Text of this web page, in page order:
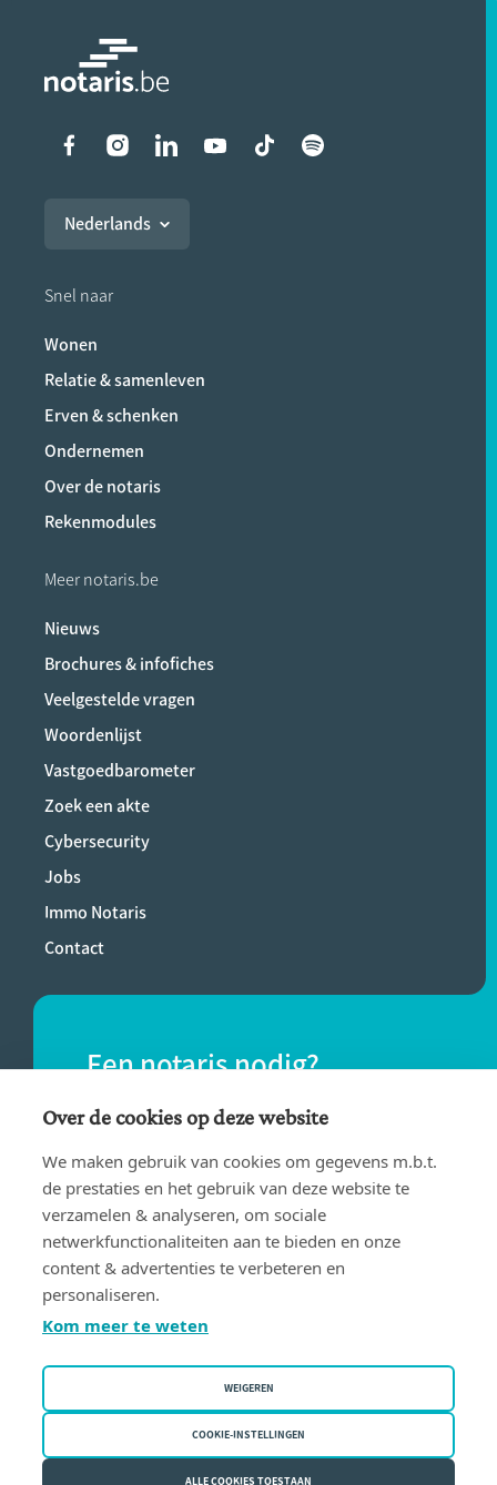
Liens vers les réseaux
Nederlands
Snel naar
Wonen
Relatie & samenleven
Erven & schenken
Ondernemen
Over de notaris
Rekenmodules
Meer notaris.be
Nieuws
Brochures & infofiches
Veelgestelde vragen
Woordenlijst
Vastgoedbarometer
Zoek een akte
Cybersecurity
Jobs
Immo Notaris
Contact
Een notaris nodig?
Vind eenvoudig een notaris bij jou in de
buurt.
VIND EEN NOTARIS
Gebruiksvoorwaarden
Privacy policy
Cookiebeleid
Over de cookies op deze website
We maken gebruik van cookies om gegevens m.b.t.
de prestaties en het gebruik van deze website te
verzamelen & analyseren, om sociale
netwerkfunctionaliteiten aan te bieden en onze
content & advertenties te verbeteren en
personaliseren.
Kom meer te weten
WEIGEREN
COOKIE-INSTELLINGEN
ALLE COOKIES TOESTAAN